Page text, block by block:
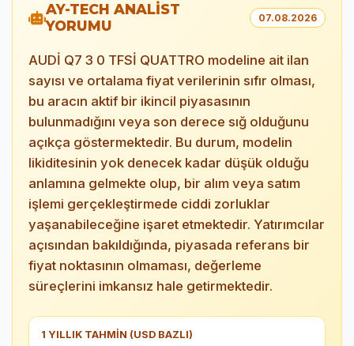
AY-TECH ANALİST
YORUMU
07.08.2026
AUDİ Q7 3 0 TFSİ QUATTRO modeline ait ilan
sayısı ve ortalama fiyat verilerinin sıfır olması,
bu aracın aktif bir ikincil piyasasının
bulunmadığını veya son derece sığ olduğunu
açıkça göstermektedir. Bu durum, modelin
likiditesinin yok denecek kadar düşük olduğu
anlamına gelmekte olup, bir alım veya satım
işlemi gerçekleştirmede ciddi zorluklar
yaşanabileceğine işaret etmektedir. Yatırımcılar
açısından bakıldığında, piyasada referans bir
fiyat noktasının olmaması, değerleme
süreçlerini imkansız hale getirmektedir.
1 YILLIK TAHMİN (USD BAZLI)